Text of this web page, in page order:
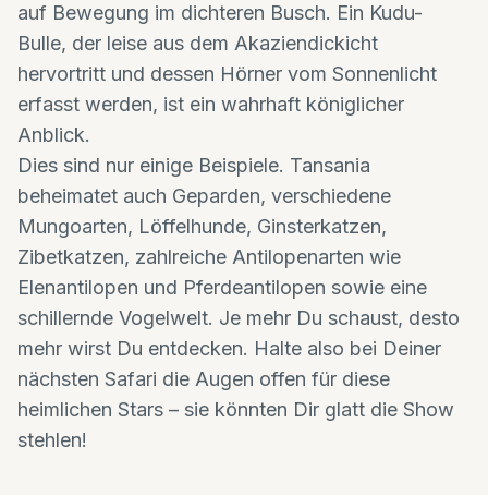
auf Bewegung im dichteren Busch. Ein Kudu-
Bulle, der leise aus dem Akaziendickicht
hervortritt und dessen Hörner vom Sonnenlicht
erfasst werden, ist ein wahrhaft königlicher
Anblick.
Dies sind nur einige Beispiele. Tansania
beheimatet auch Geparden, verschiedene
Mungoarten, Löffelhunde, Ginsterkatzen,
Zibetkatzen, zahlreiche Antilopenarten wie
Elenantilopen und Pferdeantilopen sowie eine
schillernde Vogelwelt. Je mehr Du schaust, desto
mehr wirst Du entdecken. Halte also bei Deiner
nächsten Safari die Augen offen für diese
heimlichen Stars – sie könnten Dir glatt die Show
stehlen!